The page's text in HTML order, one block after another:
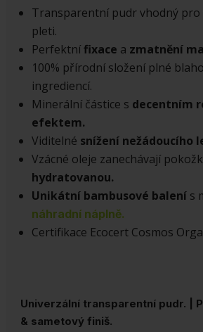
Crystal
množství
Transparentní pudr vhodný pro
pleti.
Perfektnífixace a zmatnění
100% přírodní složení plné
ingrediencí.
Minerální částice s decentním
efektem.
Viditelné snížení nežádoucího
Vzácné oleje zanechávají
hydratovanou.
Unikátní bambusové balenís
náhradní náplně.
Certifikace Ecocert Cosmos
Univerzální transparentní pudr. |
& sametový finiš.